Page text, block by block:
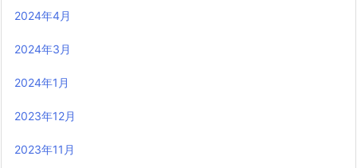
2024年4月
2024年3月
2024年1月
2023年12月
2023年11月